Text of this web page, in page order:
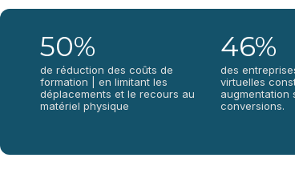
50%
de réduction des coûts de
formation | en limitant les
déplacements et le recours au
matériel physique
46%
des
virtuelles
augmentation
conversions.